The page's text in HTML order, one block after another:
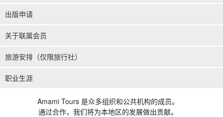
出版申请
关于联属会员
旅游安排（仅限旅行社）
职业生涯
Amami Tours 是众多组织和公共机构的成员。
通过合作，我们将为本地区的发展做出贡献。